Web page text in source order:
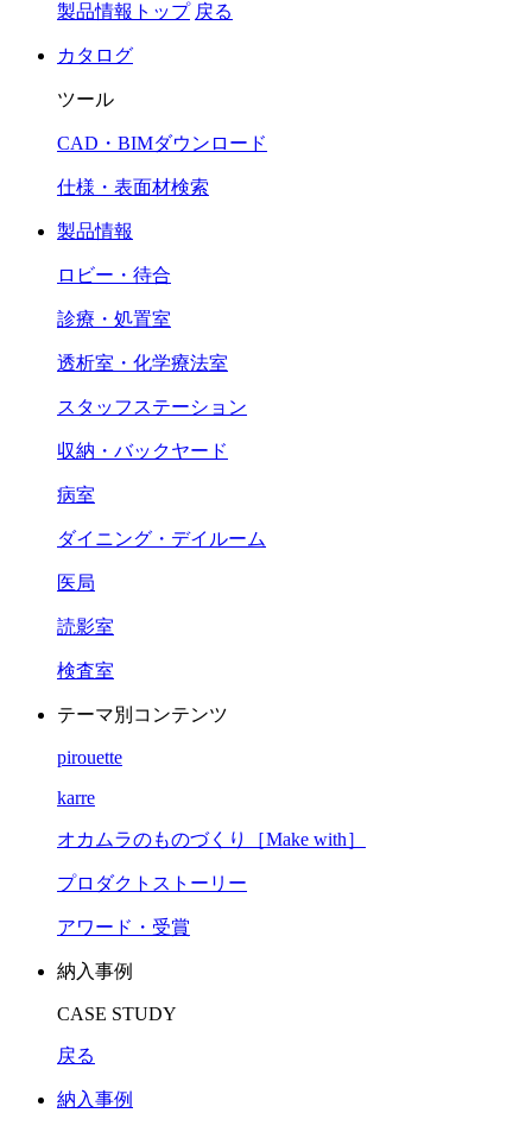
製品情報トップ 戻る
カタログ
ツール
CAD・BIMダウンロード
仕様・表面材検索
製品情報
ロビー・待合
診療・処置室
透析室・化学療法室
スタッフステーション
収納・バックヤード
病室
ダイニング・デイルーム
医局
読影室
検査室
テーマ別コンテンツ
pirouette
karre
オカムラのものづくり［Make with］
プロダクトストーリー
アワード・受賞
納入事例
CASE STUDY
戻る
納入事例